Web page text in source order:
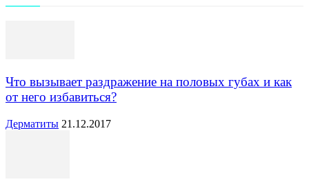
Что вызывает раздражение на половых губах и как
от него избавиться?
Дерматиты 21.12.2017